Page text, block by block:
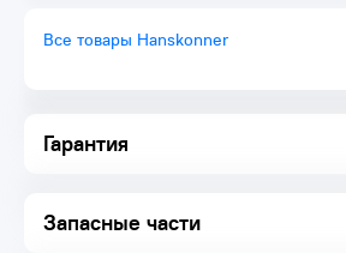
Гарантия
Запасные части
Все товары Hanskonner